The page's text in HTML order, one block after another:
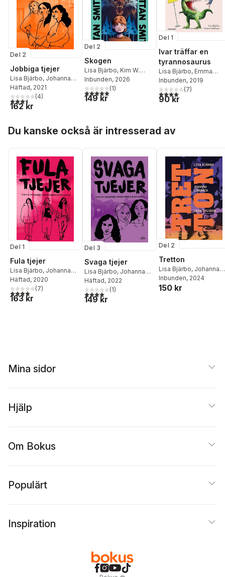
Del 2
Jobbiga tjejer
Lisa Bjärbo, Johanna
Lindbäck,Sara Ohlsson
Häftad, 2021
3,5utav 5 stjärnor. Totalt antal röster:
(4)
162 kr
Del 2
Skogen
Lisa Bjärbo, Kim W.
Andersson
Inbunden, 2026
5,0utav 5 stjärnor. Totalt antal röster:
(1)
149 kr
Del 1
Ivar träffar en
tyrannosaurus
Lisa Bjärbo, Emma
Göthner
Inbunden, 2019
4,0utav 5 stjärnor.
(7)
90 kr
Du kanske också är intresserad av
Del 1
Fula tjejer
Lisa Bjärbo, Johanna
Lindbäck,Sara Ohlsson
Häftad, 2020
3,9utav 5 stjärnor. Totalt antal röster:
(7)
163 kr
Del 3
Svaga tjejer
Lisa Bjärbo, Johanna
Lindbäck,Sara Ohlsson
Häftad, 2022
4,0utav 5 stjärnor. Totalt antal röster:
(1)
149 kr
Del 2
Tretton
Lisa Bjärbo, Johanna
Lindbäck, Sara
Inbunden, 2024
150 kr
Mina sidor
Hjälp
Om Bokus
Populärt
Inspiration